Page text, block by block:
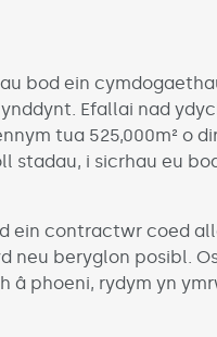
bod ein
Efallai nad
tua 525,000m² o
stadau, i sicrhau eu
ein contractwr coed
neu beryglon posibl.
â phoeni, rydym yn